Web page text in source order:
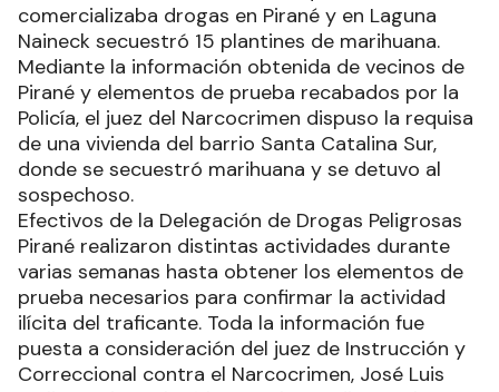
comercializaba drogas en Pirané y en Laguna
Naineck secuestró 15 plantines de marihuana.
Mediante la información obtenida de vecinos de
Pirané y elementos de prueba recabados por la
Policía, el juez del Narcocrimen dispuso la requisa
de una vivienda del barrio Santa Catalina Sur,
donde se secuestró marihuana y se detuvo al
sospechoso.
Efectivos de la Delegación de Drogas Peligrosas
Pirané realizaron distintas actividades durante
varias semanas hasta obtener los elementos de
prueba necesarios para confirmar la actividad
ilícita del traficante. Toda la información fue
puesta a consideración del juez de Instrucción y
Correccional contra el Narcocrimen, José Luis